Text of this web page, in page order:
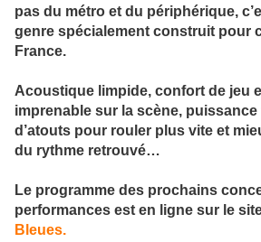
pas du métro et du périphérique,
genre spécialement construit pour
France.
Acoustique limpide, confort de jeu
imprenable sur la scène,
d’atouts pour rouler plus vite et
du rythme retrouvé…
Le programme des prochains
performances est en ligne sur le
Bleues.